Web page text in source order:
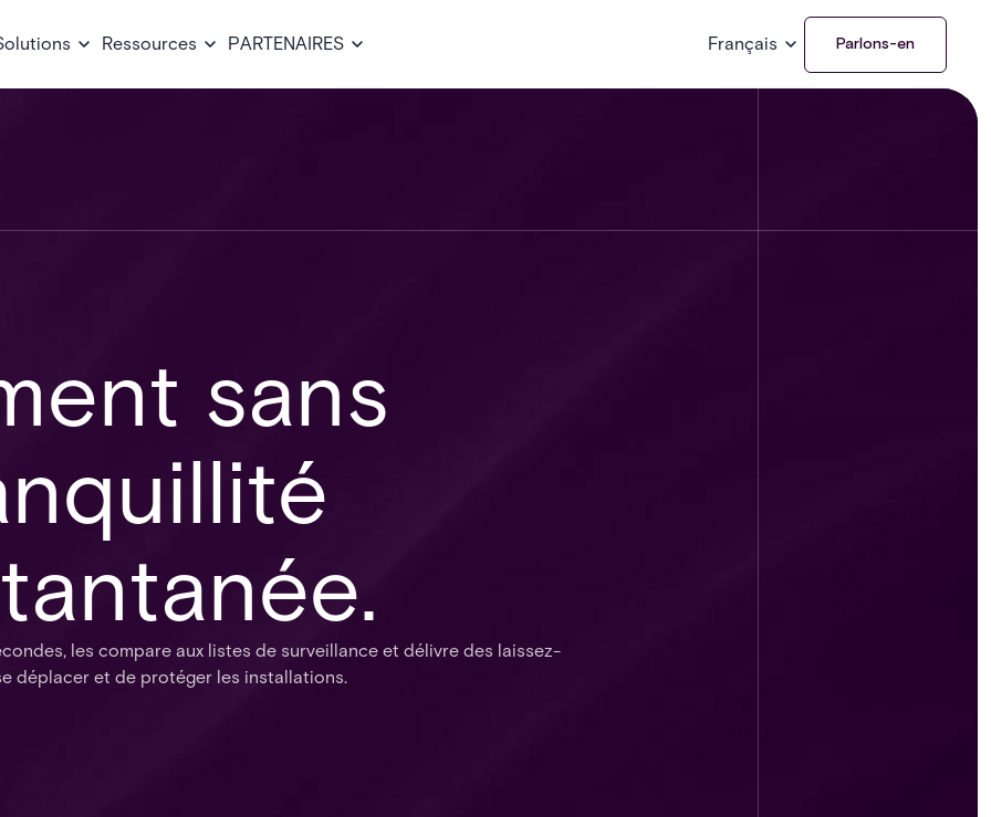
Ressources PARTENAIRES Français Parlons-en
sans
les compare aux listes de surveillance et délivre des laissez-
déplacer et de protéger les installations.